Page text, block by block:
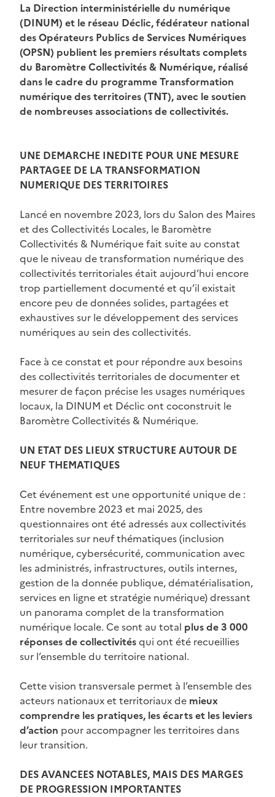
La Direction interministérielle du numérique
(DINUM) et le réseau Déclic, fédérateur national
des Opérateurs Publics de Services Numériques
(OPSN) publient les premiers résultats complets
du Baromètre Collectivités & Numérique, réalisé
dans le cadre du programme Transformation
numérique des territoires (TNT), avec le soutien
de nombreuses associations de collectivités.
UNE DEMARCHE INEDITE POUR UNE MESURE
PARTAGEE DE LA TRANSFORMATION
NUMERIQUE DES TERRITOIRES
Lancé en novembre 2023, lors du Salon des Maires
et des Collectivités Locales, le Baromètre
Collectivités & Numérique fait suite au constat
que le niveau de transformation numérique des
collectivités territoriales était aujourd’hui encore
trop partiellement documenté et qu’il existait
encore peu de données solides, partagées et
exhaustives sur le développement des services
numériques au sein des collectivités.
Face à ce constat et pour répondre aux besoins
des collectivités territoriales de documenter et
mesurer de façon précise les usages numériques
locaux, la DINUM et Déclic ont coconstruit le
Baromètre Collectivités & Numérique.
UN ETAT DES LIEUX STRUCTURE AUTOUR DE
NEUF THEMATIQUES
Cet événement est une opportunité unique de :
Entre novembre 2023 et mai 2025, des
questionnaires ont été adressés aux collectivités
territoriales sur neuf thématiques (inclusion
numérique, cybersécurité, communication avec
les administrés, infrastructures, outils internes,
gestion de la donnée publique, dématérialisation,
services en ligne et stratégie numérique) dressant
un panorama complet de la transformation
numérique locale. Ce sont au total plus de 3 000
réponses de collectivitésqui ont été recueillies
sur l’ensemble du territoire national.
Cette vision transversale permet à l’ensemble des
acteurs nationaux et territoriaux de mieux
comprendre les pratiques, les écarts et les leviers
d’action pour accompagner les territoires dans
leur transition.
DES AVANCEES NOTABLES, MAIS DES MARGES
DE PROGRESSION IMPORTANTES